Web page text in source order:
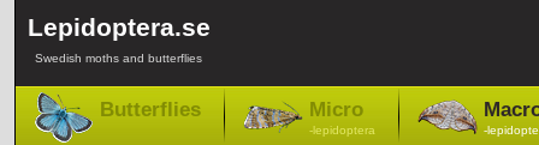
Lepidoptera.se
Swedish moths and butterflies
Butterflies Micro
-lepidoptera -